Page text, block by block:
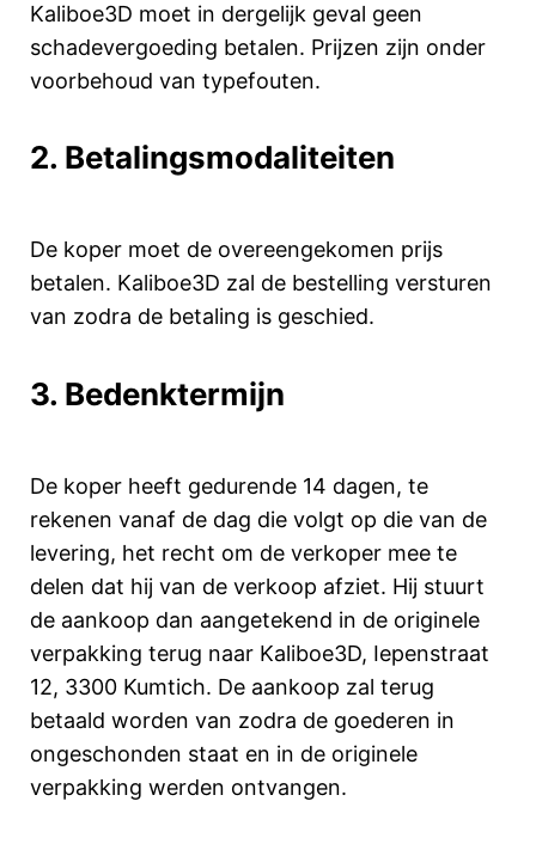
Kaliboe3D moet in dergelijk geval geen
schadevergoeding betalen. Prijzen zijn onder
voorbehoud van typefouten.
2. Betalingsmodaliteiten
De koper moet de overeengekomen prijs
betalen. Kaliboe3D zal de bestelling versturen
van zodra de betaling is geschied.
3. Bedenktermijn
De koper heeft gedurende 14 dagen, te
rekenen vanaf de dag die volgt op die van de
levering, het recht om de verkoper mee te
delen dat hij van de verkoop afziet. Hij stuurt
de aankoop dan aangetekend in de originele
verpakking terug naar Kaliboe3D, Iepenstraat
12, 3300 Kumtich. De aankoop zal terug
betaald worden van zodra de goederen in
ongeschonden staat en in de originele
verpakking werden ontvangen.